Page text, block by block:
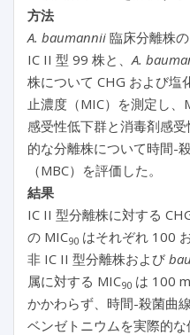
方法
A. baumannii 臨床分離株
IC II 型 99 株と、 A.
株について CHG および塩
止濃度（MIC）を測定し
感受性低下群と消毒剤感
的な分離株について時間-
（MBC）を評価した。
結果
IC II 型分離株に対する
の MIC90 はそれぞれ 100
非 IC II 型分離株および
属に対する MIC90 は 100
かかわらず、時間-殺菌曲
ベンゼトニウムを実際的